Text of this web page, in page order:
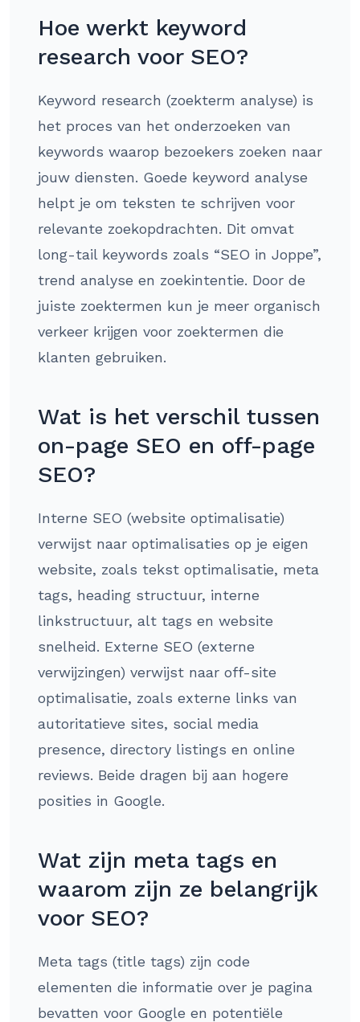
Hoe werkt keyword
research voor SEO?
Keyword research (zoekterm analyse) is
het proces van het onderzoeken van
keywords waarop bezoekers zoeken naar
jouw diensten. Goede keyword analyse
helpt je om teksten te schrijven voor
relevante zoekopdrachten. Dit omvat
long-tail keywords zoals “SEO in Joppe”,
trend analyse en zoekintentie. Door de
juiste zoektermen kun je meer organisch
verkeer krijgen voor zoektermen die
klanten gebruiken.
Wat is het verschil tussen
on-page SEO en off-page
SEO?
Interne SEO (website optimalisatie)
verwijst naar optimalisaties op je eigen
website, zoals tekst optimalisatie, meta
tags, heading structuur, interne
linkstructuur, alt tags en website
snelheid. Externe SEO (externe
verwijzingen) verwijst naar off-site
optimalisatie, zoals externe links van
autoritatieve sites, social media
presence, directory listings en online
reviews. Beide dragen bij aan hogere
posities in Google.
Wat zijn meta tags en
waarom zijn ze belangrijk
voor SEO?
Meta tags (title tags) zijn code
elementen die informatie over je pagina
bevatten voor Google en potentiële